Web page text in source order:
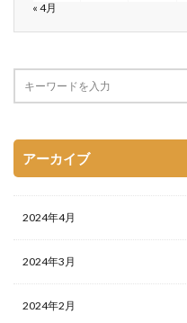
« 4月
アーカイブ
2024年4月
2024年3月
2024年2月